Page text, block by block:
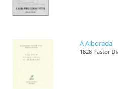
Á Alborada
1828 Pastor